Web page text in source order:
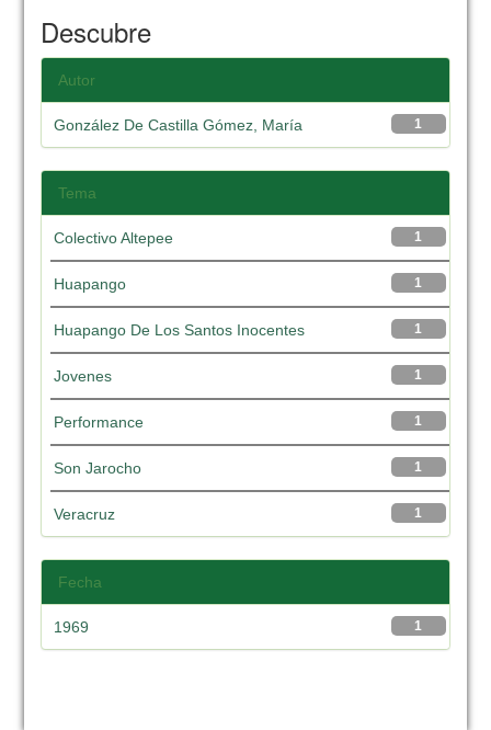
Descubre
Autor
1
González De Castilla Gómez, María
Tema
1
Colectivo Altepee
1
Huapango
1
Huapango De Los Santos Inocentes
1
Jovenes
1
Performance
1
Son Jarocho
1
Veracruz
Fecha
1
1969